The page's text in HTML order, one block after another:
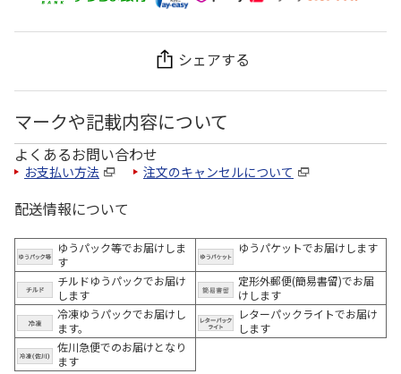
シェアする
マークや記載内容について
よくあるお問い合わせ
お支払い方法 注文のキャンセルについて
配送情報について
ゆうパック等でお届けしま
す
ゆうパケットでお届けします
チルドゆうパックでお届け
します
定形外郵便(簡易書留)でお届
けします
冷凍ゆうパックでお届けし
ます。
レターパックライトでお届け
します
佐川急便でのお届けとなり
ます